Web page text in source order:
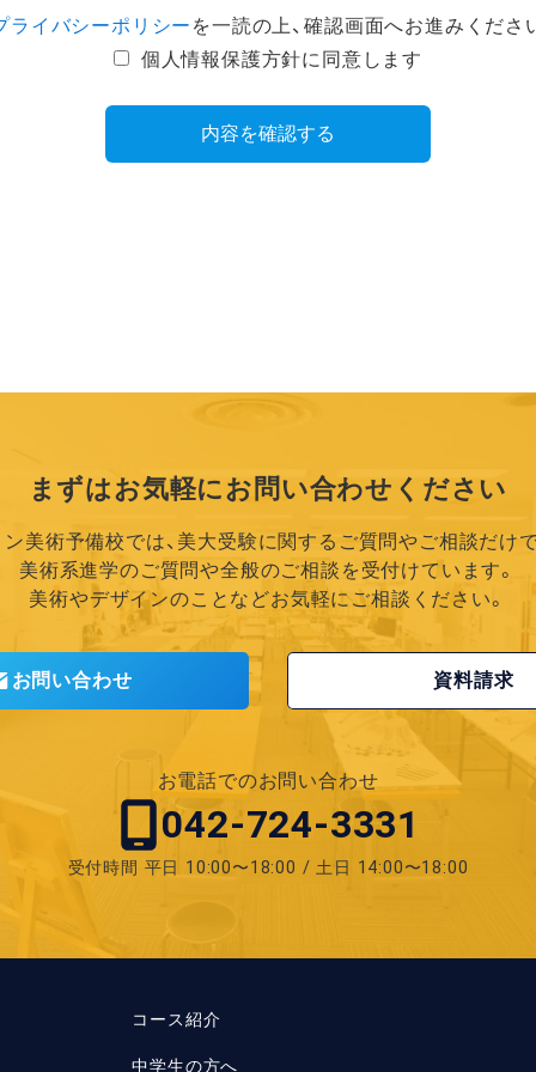
ライバシーポリシー を一読の上、確認画面へお進みくださ
個人情報保護方針に同意します
まずはお気軽にお問い合わせください
ン美術予備校では、 美大受験に関するご質問やご相談だけ
美術系進学のご質問や全般のご相談を受付けています。
美術やデザインのことなどお気軽にご相談ください。
お問い合わせ 資料請求
お電話でのお問い合わせ
042-724-3331
受付時間 平日 10:00〜18:00 / 土日 14:00〜18:00
コース紹介
中学生の方へ